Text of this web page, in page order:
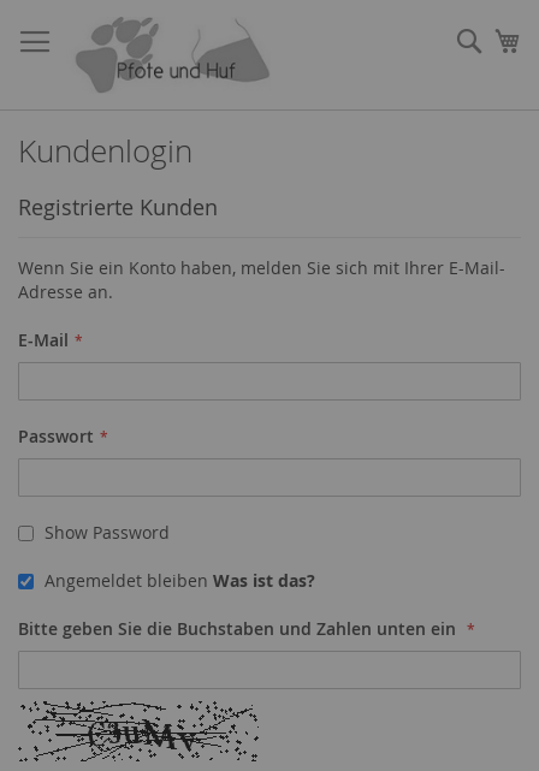
zum
Inhalt
Kundenlogin
Registrierte Kunden
Wenn Sie ein Konto haben, melden Sie sich mit Ihrer E-Mail-
Adresse an.
E-Mail
Passwort
Show Password
Angemeldet bleiben Was ist das?
Bitte geben Sie die Buchstaben und Zahlen unten ein